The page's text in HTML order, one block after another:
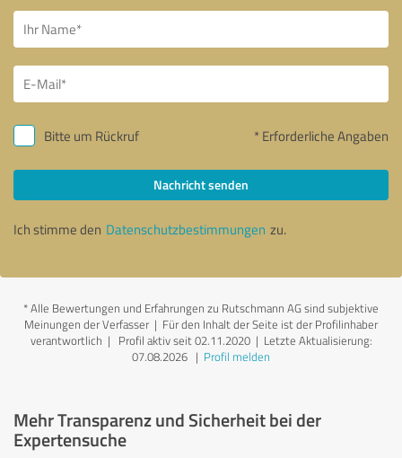
Bitte um Rückruf * Erforderliche Angaben
Nachricht senden
Ich stimme den Datenschutzbestimmungen zu.
*Alle Bewertungen und Erfahrungen zu Rutschmann AG sind subjektive
Meinungen der Verfasser | Für den Inhalt der Seite ist der Profilinhaber
verantwortlich | Profil aktiv seit 02.11.2020 | Letzte Aktualisierung:
07.08.2026 | Profil melden
Mehr Transparenz und Sicherheit bei der
Expertensuche